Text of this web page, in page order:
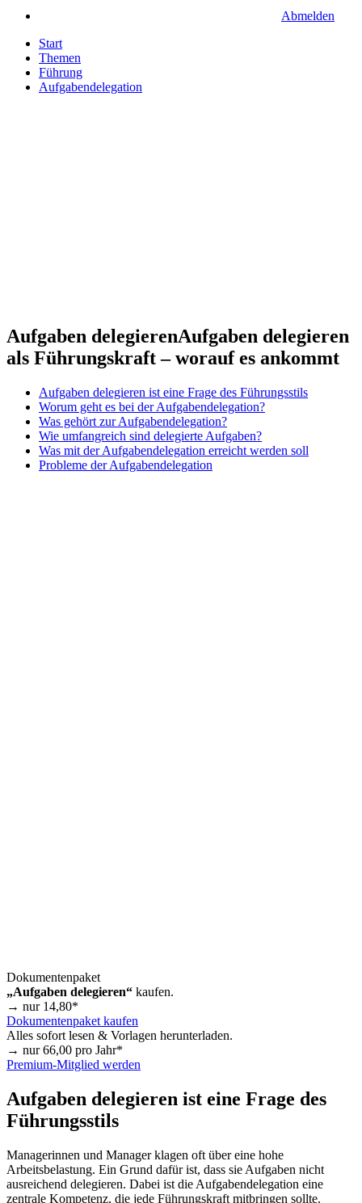
Abmelden
Start
Themen
Führung
Aufgabendelegation
Aufgaben delegierenAufgaben delegieren
als Führungskraft – worauf es ankommt
Aufgaben delegieren ist eine Frage des Führungsstils
Worum geht es bei der Aufgabendelegation?
Was gehört zur Aufgabendelegation?
Wie umfangreich sind delegierte Aufgaben?
Was mit der Aufgabendelegation erreicht werden soll
Probleme der Aufgabendelegation
Dokumentenpaket
„Aufgaben delegieren“ kaufen.
→ nur 14,80*
Dokumentenpaket kaufen
Alles sofort lesen & Vorlagen herunterladen.
→ nur66,00 pro Jahr*
Premium-Mitglied werden
Aufgaben delegieren ist eine Frage des
Führungsstils
Managerinnen und Manager klagen oft über eine hohe
Arbeitsbelastung. Ein Grund dafür ist, dass sie Aufgaben nicht
ausreichend delegieren. Dabei ist die Aufgabendelegation eine
zentrale Kompetenz, die jede Führungskraft mitbringen sollte.